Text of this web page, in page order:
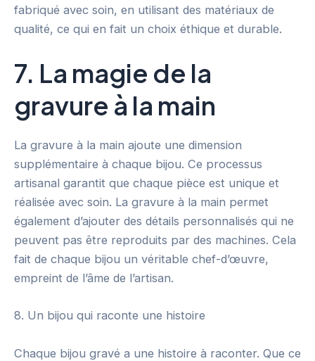
fabriqué avec soin, en utilisant des matériaux de
qualité, ce qui en fait un choix éthique et durable.
7. La magie de la
gravure à la main
La gravure à la main ajoute une dimension
supplémentaire à chaque bijou. Ce processus
artisanal garantit que chaque pièce est unique et
réalisée avec soin. La gravure à la main permet
également d’ajouter des détails personnalisés qui ne
peuvent pas être reproduits par des machines. Cela
fait de chaque bijou un véritable chef-d’œuvre,
empreint de l’âme de l’artisan.
8. Un bijou qui raconte une histoire
Chaque bijou gravé a une histoire à raconter. Que ce